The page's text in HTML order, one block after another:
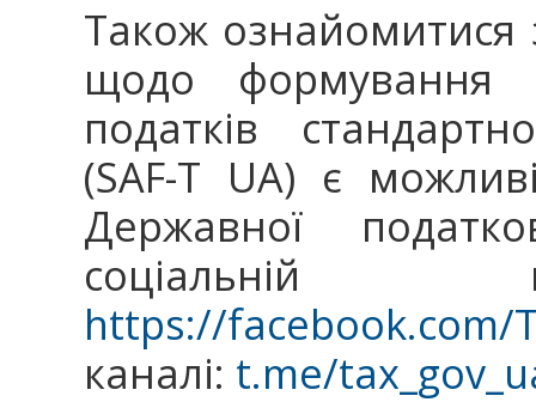
Також ознайомитися
щодо формування
податків
(SAF-T UA) є
Державної
соціальній
https://facebook.com/
каналі: t.me/